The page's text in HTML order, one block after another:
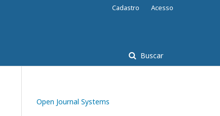
Buscar
Cadastro Acesso
Open Journal Systems